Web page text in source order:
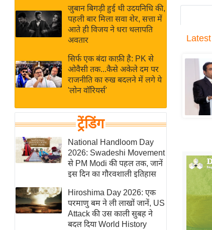
Live
News in
Hindi
News
Hindi
Videos
अंतर्राष्ट्रीय
बिज़नेस
उद्योग
विशेषज्ञ
राय
खेल
क्रिकेट
IPL
2026
ई-पेपर
मिसाल बेमिसाल
शख्सियत
जुबान बिगड़ी हुई थी उदयनिधि की,
पहली बार मिला सवा शेर, सत्ता में
आते ही विजय ने धरा थलापति
अवतार
सिर्फ एक बंदा काफ़ी है: PK से
ओवैसी तक...कैसे अकेले दम पर
राजनीति का रुख बदलने में लगे ये
'लोन वॉरियर्स'
ट्रेंडिंग
National Handloom Day
2026: Swadeshi Movement
से PM Modi की पहल तक, जानें
इस दिन का गौरवशाली इतिहास
Hiroshima Day 2026: एक
परमाणु बम ने ली लाखों जानें, US
Attack की उस काली सुबह ने
बदल दिया World History
Latest